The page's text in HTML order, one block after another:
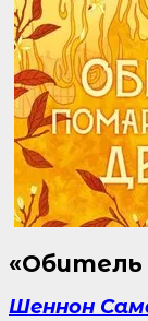
«Обитель
Шеннон